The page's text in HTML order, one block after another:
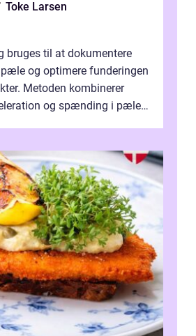
Toke Larsen
bruges til at dokumentere
og optimere funderingen
Metoden kombinerer
og spænding i pælen,